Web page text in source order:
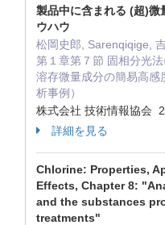
製品中に含まれる (超)微
ウハウ
松岡史郎, Sarenqiqige,
第１章第７節 固相分光
溶存微量成分の簡易高感
析事例）
株式会社 技術情報協会
詳細を見る
Chlorine: Properties,
Effects, Chapter 8:
and the substances
treatments"